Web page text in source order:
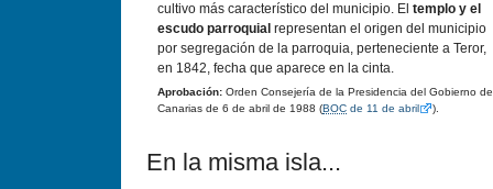
cultivo más caracterí­stico del municipio. El templo y el
escudo parroquial representan el origen del municipio
por segregación de la parroquia, perteneciente a Teror,
en 1842, fecha que aparece en la cinta.
Aprobación: Orden Consejerí­a de la Presidencia del Gobierno de
Canarias de 6 de abril de 1988 (BOC de 11 de abril ).
En la misma isla...